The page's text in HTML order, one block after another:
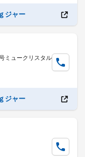
ジャー
ミュークリスタル
ジャー